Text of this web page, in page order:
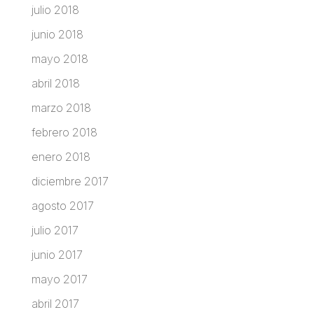
julio 2018
junio 2018
mayo 2018
abril 2018
marzo 2018
febrero 2018
enero 2018
diciembre 2017
agosto 2017
julio 2017
junio 2017
mayo 2017
abril 2017